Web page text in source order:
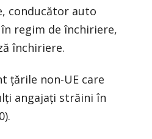
conducător auto
regim de închiriere,
închiriere.
țările non-UE care
angajați străini în